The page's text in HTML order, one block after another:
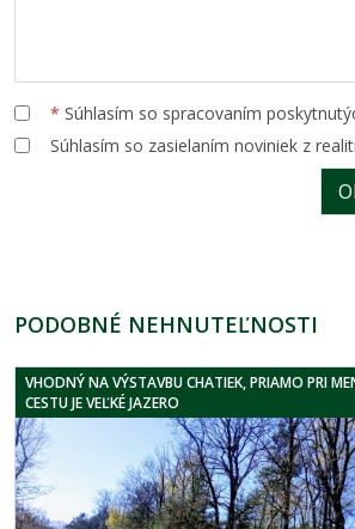
* Súhlasím so spracovaním
Súhlasím so zasielaním noviniek z
PODOBNÉ NEHNUTEĽNOSTI
VHODNÝ NA VÝSTAVBU CHATIEK, PRIAMO PRI
CESTU JE VEĽKÉ JAZERO